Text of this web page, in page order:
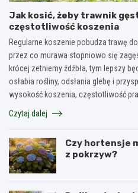
Jak kosić, żeby trawnik
częstotliwość koszenia
Regularne koszenie pobudza trawę
przez co murawa stopniowo się
krócej zetniemy źdźbła, tym lepszy
osłabia rośliny, odsłania glebę i
wysokość koszenia, częstotliwość
Czytaj dalej
Czy hortensje
z pokrzyw?